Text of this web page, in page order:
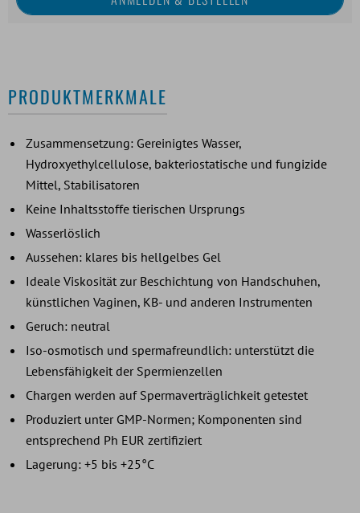
PRODUKTMERKMALE
Zusammensetzung: Gereinigtes Wasser,
Hydroxyethylcellulose, bakteriostatische und fungizide
Mittel, Stabilisatoren
Keine Inhaltsstoffe tierischen Ursprungs
Wasserlöslich
Aussehen: klares bis hellgelbes Gel
Ideale Viskosität zur Beschichtung von Handschuhen,
künstlichen Vaginen, KB- und anderen Instrumenten
Geruch: neutral
Iso-osmotisch und spermafreundlich: unterstützt die
Lebensfähigkeit der Spermienzellen
Chargen werden auf Spermaverträglichkeit getestet
Produziert unter GMP-Normen; Komponenten sind
entsprechend Ph EUR zertifiziert
Lagerung: +5 bis +25°C